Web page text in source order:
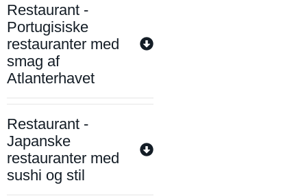
Restaurant -
Portugisiske
restauranter med
smag af
Atlanterhavet
Restaurant -
Japanske
restauranter med
sushi og stil